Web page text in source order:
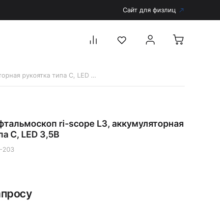
Сайт для физлиц
Перейти в каталог
Аксессуары для дерматоскопов
Дерматоскопы
Аккумуляторы и зарядные устройства
3812-203 Офтальмоскоп ri-scope L3, аккумуляторная рукоятка типа C, LED 3,5В
ri-scope L3, аккумуляторная
C, LED 3,5В
203